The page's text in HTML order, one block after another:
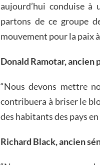
aujourd’hui conduise
partons de ce groupe
mouvement pour la paix
Donald Ramotar, ancien
“Nous devons mettre
contribuera à briser le
des habitants des pays
Richard Black, ancien